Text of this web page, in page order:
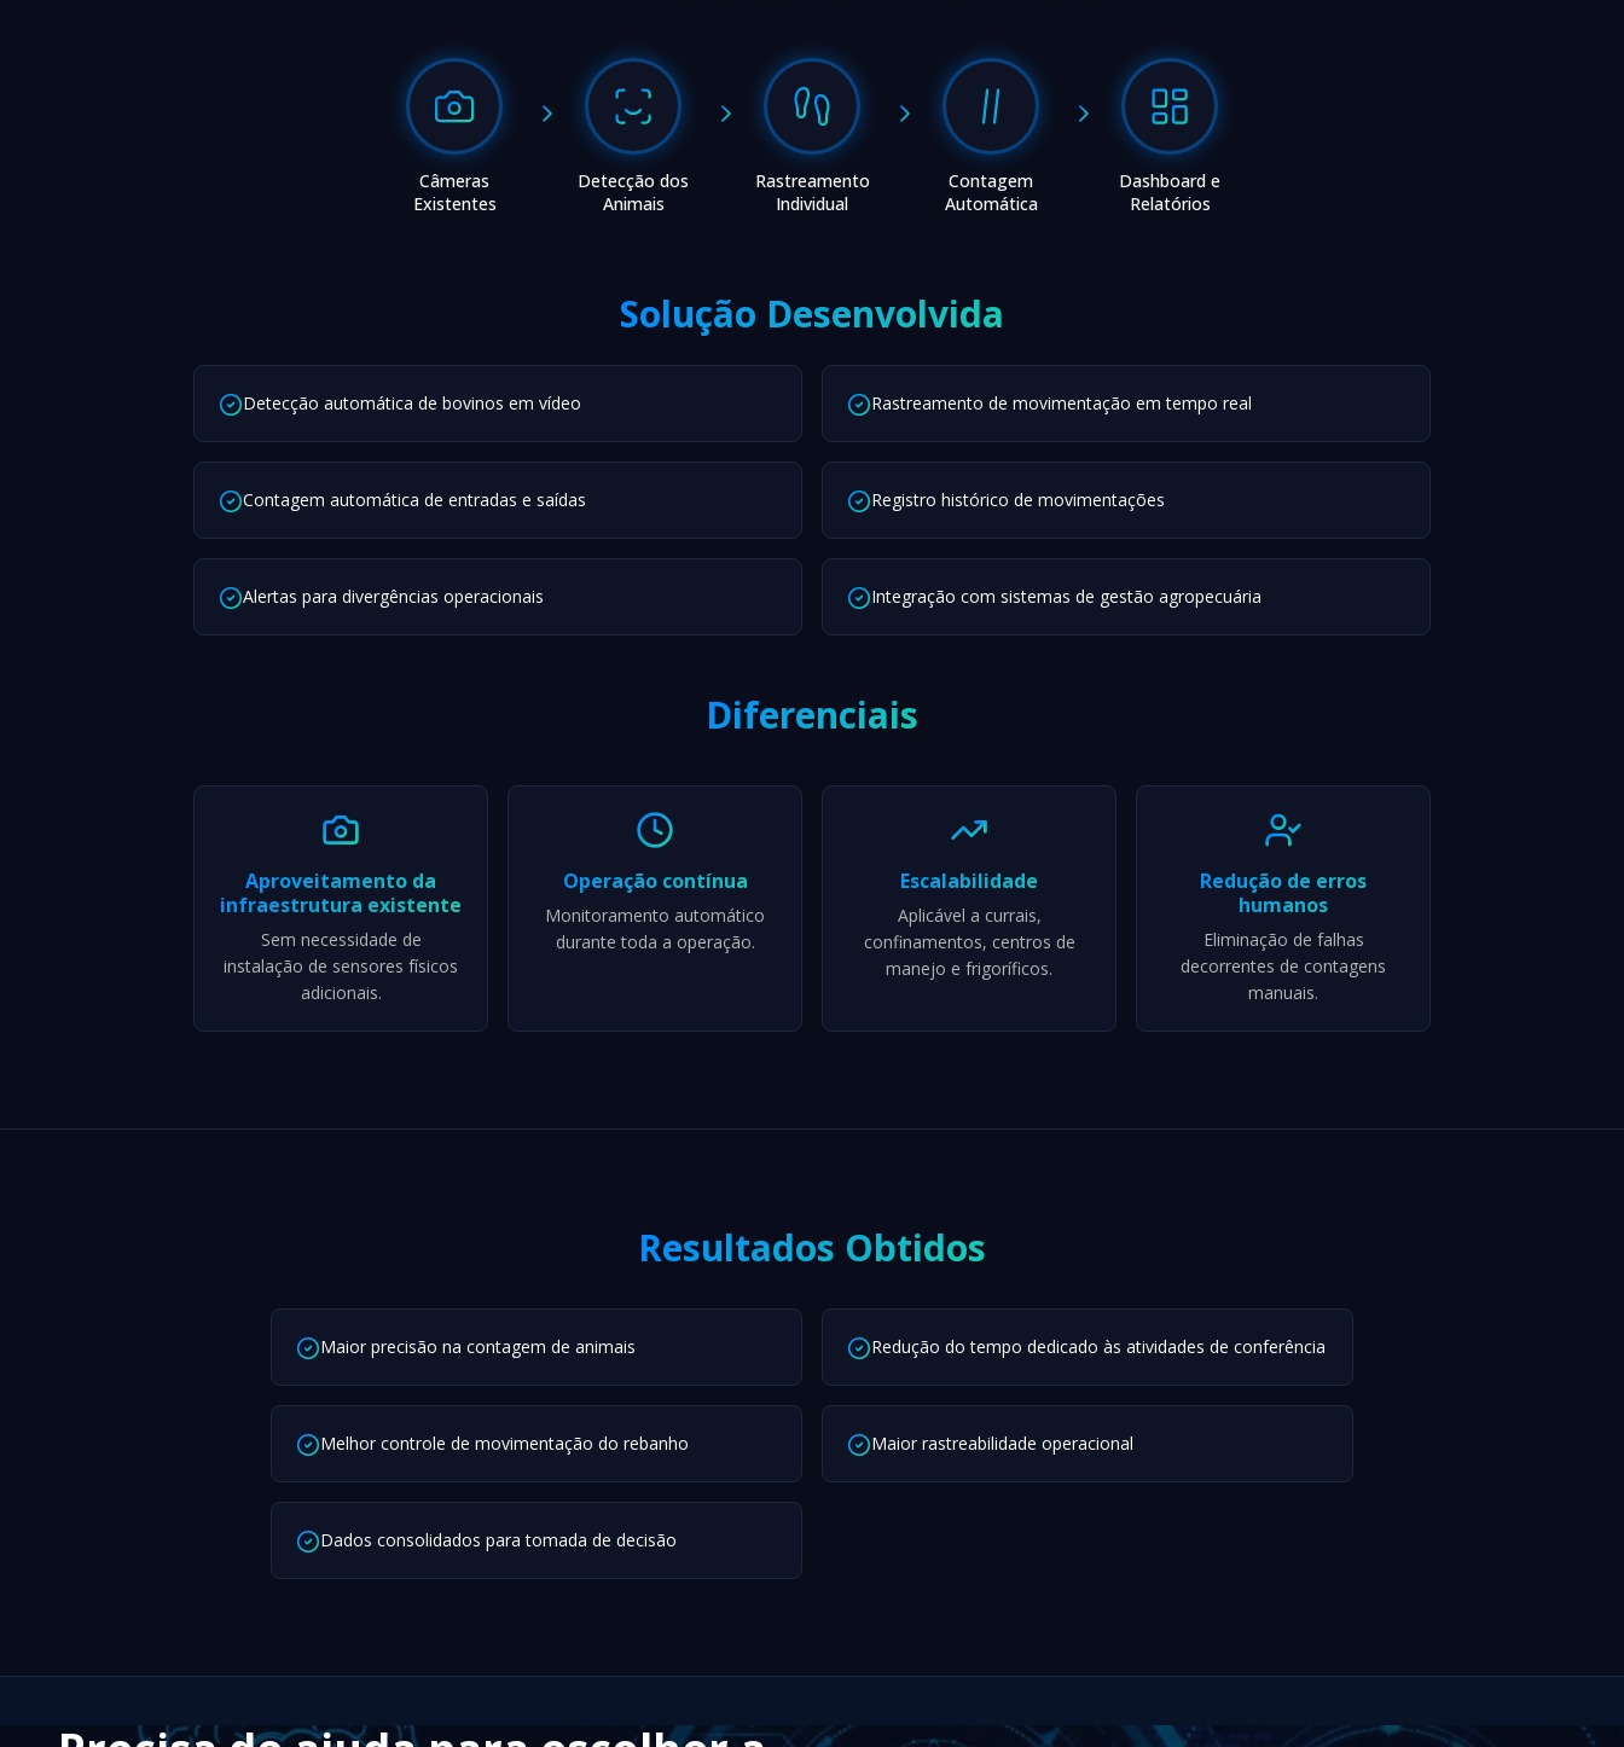
Câmeras
Existentes
Detecção dos
Animais
Rastreamento
Individual
Contagem
Automática
Dashboard e
Relatórios
Solução Desenvolvida
Detecção automática de bovinos em vídeo Rastreamento de movimentação em tempo real
Contagem automática de entradas e saídas Registro histórico de movimentações
Alertas para divergências operacionais Integração com sistemas de gestão agropecuária
Diferenciais
Aproveitamento da
infraestrutura existente
Sem necessidade de
instalação de sensores físicos
adicionais.
Operação contínua
Monitoramento automático
durante toda a operação.
Escalabilidade
Aplicável a currais,
confinamentos, centros de
manejo e frigoríficos.
Redução de erros
humanos
Eliminação de falhas
decorrentes de contagens
manuais.
Resultados Obtidos
Maior precisão na contagem de animais Redução do tempo dedicado às atividades de conferência
Melhor controle de movimentação do rebanho Maior rastreabilidade operacional
Dados consolidados para tomada de decisão